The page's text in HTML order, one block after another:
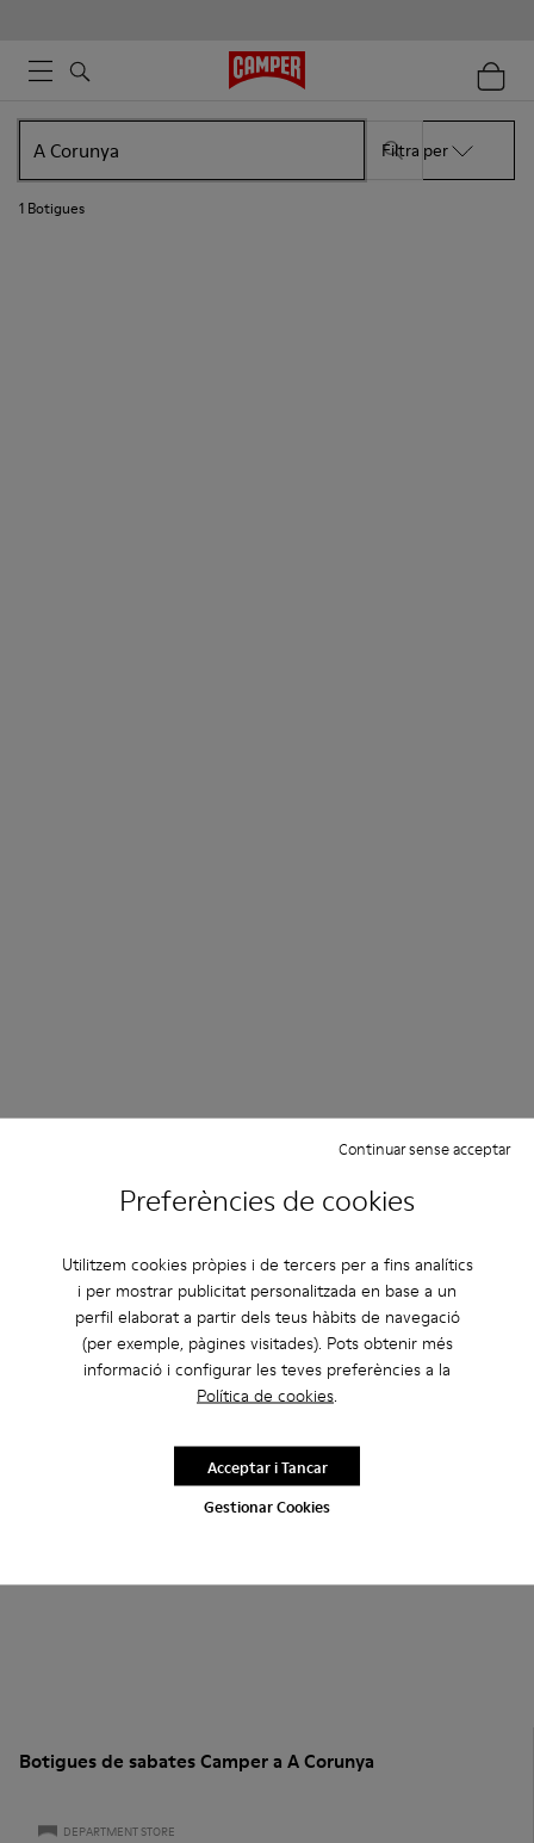
Preferències de cookies
Utilitzem cookies pròpies i de tercers per a fins analítics
i per mostrar publicitat personalitzada en base a un
perfil elaborat a partir dels teus hàbits de navegació
(per exemple, pàgines visitades). Pots obtenir més
informació i configurar les teves preferències a la
Política de cookies.
Gestionar Cookies
Continuar sense acceptar
Acceptar i Tancar
Filtra per
1 Botigues
Botigues de sabates Camper a A Corunya
DEPARTMENT STORE